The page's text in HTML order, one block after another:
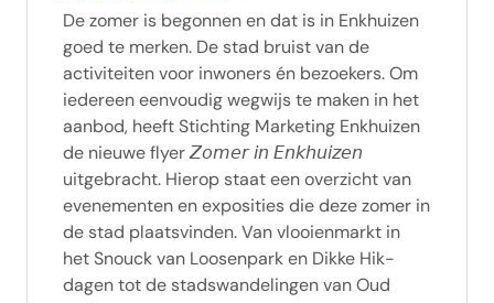
De zomer is begonnen en dat is in Enkhuizen
goed te merken. De stad bruist van de
activiteiten voor inwoners én bezoekers. Om
iedereen eenvoudig wegwijs te maken in het
aanbod, heeft Stichting Marketing Enkhuizen
de nieuwe flyer 𝘡𝘰𝘮𝘦𝘳 𝘪𝘯 𝘌𝘯𝘬𝘩𝘶𝘪𝘻𝘦𝘯
uitgebracht. Hierop staat een overzicht van
evenementen en exposities die deze zomer in
de stad plaatsvinden. Van vlooienmarkt in
het Snouck van Loosenpark en Dikke Hik-
dagen tot de stadswandelingen van Oud